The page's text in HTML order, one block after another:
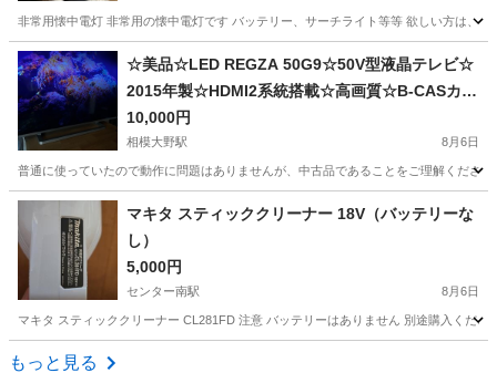
非常用懐中電灯 非常用の懐中電灯です バッテリー、サーチライト等等 欲しい方は、
神奈川 藤沢市 藤沢駅 懐中電灯
☆美品☆LED REGZA 50G9☆50V型液晶テレビ☆
2015年製☆HDMI2系統搭載☆高画質☆B-CASカー
ド付☆
10,000円
相模大野駅 8月6日
普通に使っていたので動作に問題はありませんが、中古品であることをご理解くださ
神奈川 相模原市 相模大野駅 テレビ
マキタ スティッククリーナー 18V（バッテリーな
し）
5,000円
センター南駅 8月6日
マキタ スティッククリーナー CL281FD 注意 バッテリーはありません 別途購入くださ
神奈川 横浜市
もっと見る